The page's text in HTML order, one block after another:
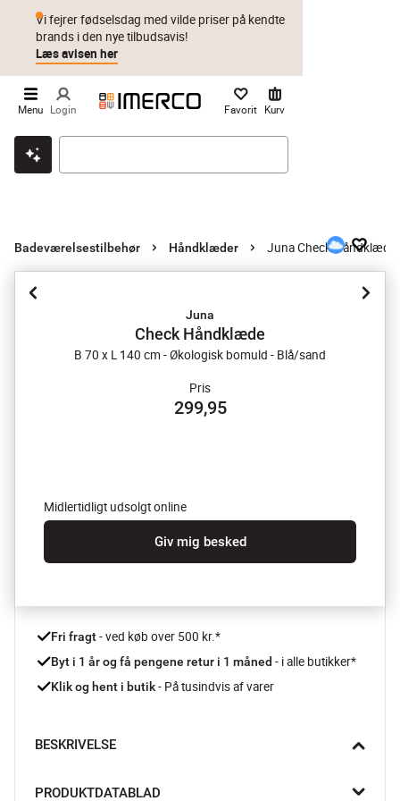
Klik & hent Byt i 1 år Prismatch
Vi fejrer fødselsdag med vilde priser på kendte
brands i den nye tilbudsavis!
Læs avisen her
Menu Login Favorit Kurv
Badeværelsestilbehør Håndklæder Juna Check Håndklæde
Juna
Check Håndklæde
B 70 x L 140 cm - Økologisk bomuld - Blå/sand
Pris
299,95
Midlertidligt udsolgt online
Giv mig besked
Fri fragt - ved køb over 500 kr.*
Byt i 1 år og få pengene retur i 1 måned - i alle butikker*
Klik og hent i butik - På tusindvis af varer
BESKRIVELSE
ultrabløde Check håndklæder fra Juna. Håndklæderne er lavet
PRODUKTDATABLAD